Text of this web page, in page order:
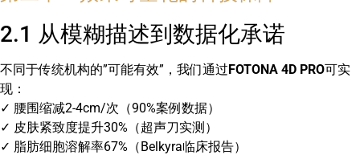
2.1 从模糊描述到数据化承诺
不同于传统机构的”可能有效”，我们通过 FOTONA 4D PRO可实
现：
✓ 腰围缩减2-4cm/次（90%案例数据）
✓ 皮肤紧致度提升30%（超声刀实测）
✓ 脂肪细胞溶解率67%（Belkyra临床报告）